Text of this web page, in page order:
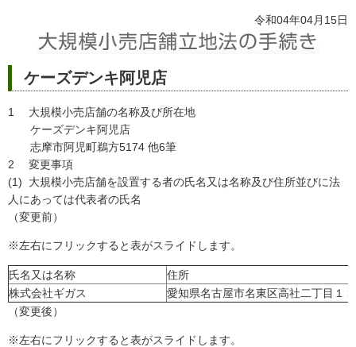
令和04年04月15日
ケーズデンキ阿児店
1 大規模小売店舗の名称及び所在地
ケーズデンキ阿児店
志摩市阿児町鵜方5174 他6筆
2 変更事項
(1) 大規模小売店舗を設置する者の氏名又は名称及び住所並びに法
人にあっては代表者の氏名
（変更前）
※左右にフリックすると表がスライドします。
氏名又は名称
住所
株式会社ギガス
愛知県名古屋市名東区高社二丁目１
（変更後）
※左右にフリックすると表がスライドします。